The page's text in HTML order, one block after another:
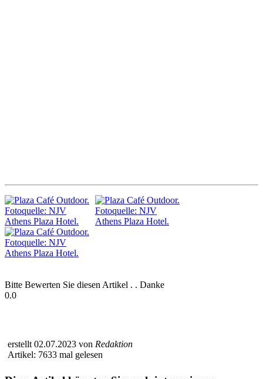
Bitte Bewerten Sie diesen Artikel . . Danke
0.0
erstellt 02.07.2023 von Redaktion
Artikel: 7633 mal gelesen